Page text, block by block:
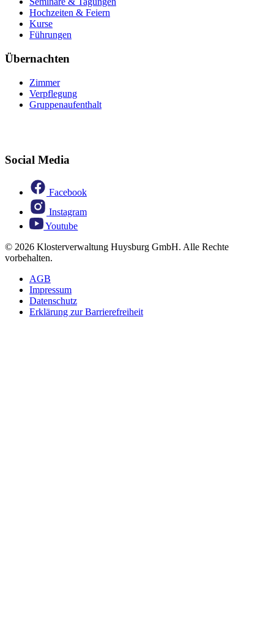
Hochzeiten & Feiern
Kurse
Führungen
Übernachten
Zimmer
Verpflegung
Gruppenaufenthalt
Social Media
Facebook
Instagram
Youtube
© 2026 Klosterverwaltung Huysburg GmbH. Alle Rechte
vorbehalten.
AGB
Impressum
Datenschutz
Erklärung zur Barrierefreiheit